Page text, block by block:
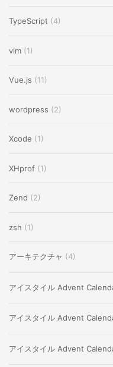
TypeScript (4)
vim (1)
Vue.js (11)
wordpress (2)
Xcode (1)
XHprof (1)
Zend (2)
zsh (1)
アーキテクチャ (4)
アイスタイル Advent
アイスタイル Advent
アイスタイル Advent